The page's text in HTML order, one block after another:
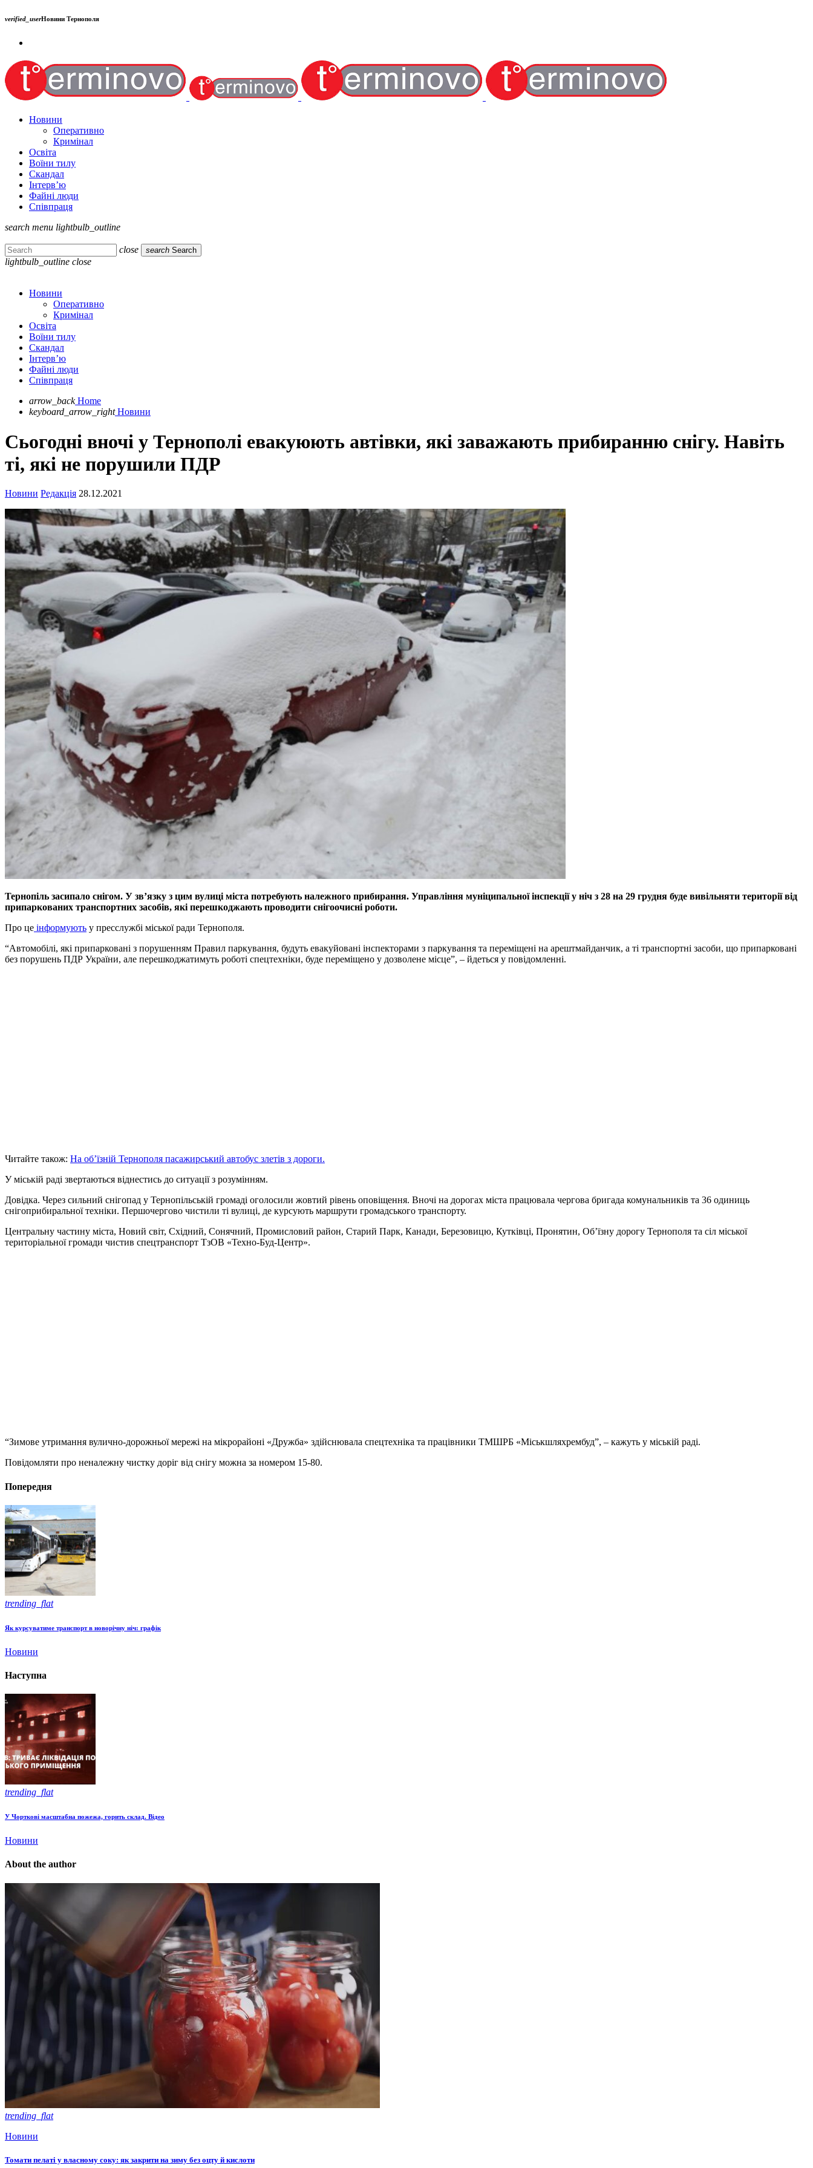
verified_userНовини Тернополя
Новини
Оперативно
Кримінал
Освіта
Воїни тилу
Скандал
Інтерв’ю
Файні люди
Співпраця
search menu lightbulb_outline
close search Search
lightbulb_outline close
Новини
Оперативно
Кримінал
Освіта
Воїни тилу
Скандал
Інтерв’ю
Файні люди
Співпраця
arrow_back Home
keyboard_arrow_right Новини
Сьогодні вночі у Тернополі евакуюють автівки, які заважають прибиранню снігу. Навіть
ті, які не порушили ПДР
Новини Редакція 28.12.2021
Тернопіль засипало снігом. У зв’язку з цим вулиці міста потребують належного прибирання. Управління муніципальної інспекції у ніч з 28 на 29 грудня буде вивільняти території від
припаркованих транспортних засобів, які перешкоджають проводити снігоочисні роботи.
Про це інформують у пресслужбі міської ради Тернополя.
“Автомобілі, які припарковані з порушенням Правил паркування, будуть евакуйовані інспекторами з паркування та переміщені на арештмайданчик, а ті транспортні засоби, що припарковані
без порушень ПДР України, але перешкоджатимуть роботі спецтехніки, буде переміщено у дозволене місце”, – йдеться у повідомленні.
Читайте також: На об’їзній Тернополя пасажирський автобус злетів з дороги.
У міській раді звертаються віднестись до ситуації з розумінням.
Довідка. Через сильний снігопад у Тернопільській громаді оголосили жовтий рівень оповіщення. Вночі на дорогах міста працювала чергова бригада комунальників та 36 одиниць
снігоприбиральної техніки. Першочергово чистили ті вулиці, де курсують маршрути громадського транспорту.
Центральну частину міста, Новий світ, Східний, Сонячний, Промисловий район, Старий Парк, Канади, Березовицю, Кутківці, Пронятин, Об’їзну дорогу Тернополя та сіл міської
територіальної громади чистив спецтранспорт ТзОВ «Техно-Буд-Центр».
“Зимове утримання вулично-дорожньої мережі на мікрорайоні «Дружба» здійснювала спецтехніка та працівники ТМШРБ «Міськшляхрембуд”, – кажуть у міській раді.
Повідомляти про неналежну чистку доріг від снігу можна за номером 15-80.
Попередня
trending_flat
Як курсуватиме транспорт в новорічну ніч: графік
Новини
Наступна
trending_flat
У Чорткові масштабна пожежа, горить склад. Відео
Новини
About the author
trending_flat
Новини
Томати пелаті у власному соку: як закрити на зиму без оцту й кислоти